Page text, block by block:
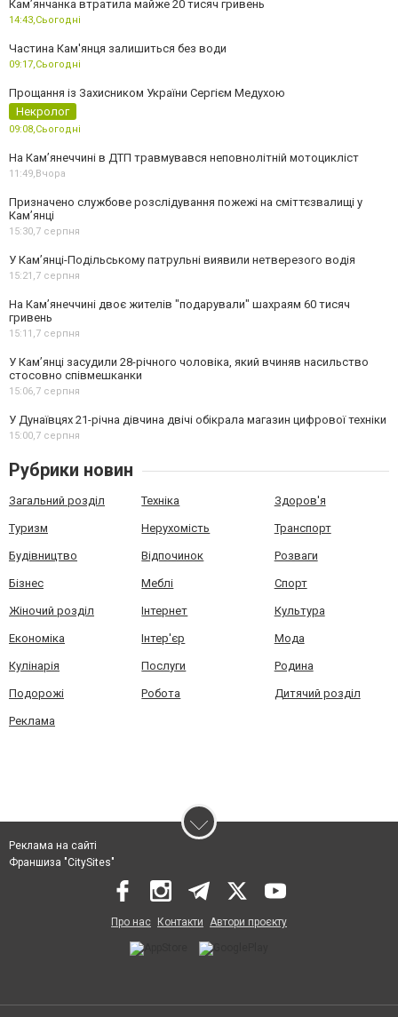
Камʼянчанка втратила майже 20 тисяч гривень
14:43,Сьогодні
Частина Кам'янця залишиться без води
09:17,Сьогодні
Прощання із Захисником України Сергієм Медухою
Некролог
09:08,Сьогодні
На Кам’янеччині в ДТП травмувався неповнолітній мотоцикліст
11:49,Вчора
Призначено службове розслідування пожежі на сміттєзвалищі у
Кам’янці
15:30,7 серпня
У Кам’янці-Подільському патрульні виявили нетверезого водія
15:21,7 серпня
На Камʼянеччині двоє жителів "подарували" шахраям 60 тисяч
гривень
15:11,7 серпня
У Камʼянці засудили 28-річного чоловіка, який вчиняв насильство
стосовно співмешканки
15:06,7 серпня
У Дунаївцях 21-річна дівчина двічі обікрала магазин цифрової техніки
15:00,7 серпня
Рубрики новин
Загальний розділ Техніка Здоров'я
Туризм Нерухомість Транспорт
Будівництво Відпочинок Розваги
Бізнес Меблі Спорт
Жіночий розділ Інтернет Культура
Економіка Інтер'єр Мода
Кулінарія Послуги Родина
Подорожі Робота Дитячий розділ
Реклама
Реклама на сайті
Франшиза "CitySites"
Про нас Контакти Автори проєкту